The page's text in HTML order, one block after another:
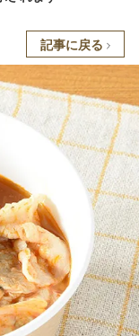
記事に戻る